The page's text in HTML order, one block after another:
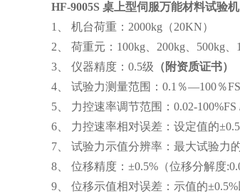
HF-9005S 桌上型伺服万能材料试验机
1、 机台荷重：2000kg（20KN）
2、 荷重元： 100kg、200kg、500kg
3、 仪器精度： 0.5级 （附资质证书）
4、 试验力测量范围：0.1％—100％FS
5、 力控速率调节范围： 0.02-100%FS
6、 力控速率相对误差：设定值的
7、 试验力示值分辨率：最大试验力
8、 位移精度： ±0.5%（位移分解度
9、 位移示值相对误差：示值的